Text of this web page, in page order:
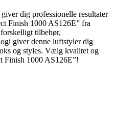
dig professionelle resultater
Finish 1000 AS126E” fra
tilbehør,
giver denne luftstyler dig
og styles. Vælg kvalitet og
Finish 1000 AS126E”!